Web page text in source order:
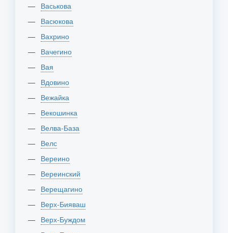
Васькова
Васюкова
Вахрино
Вачегино
Вая
Вдовино
Вежайка
Векошинка
Велва-База
Велс
Вереино
Вереинский
Верещагино
Верх-Бияваш
Верх-Буждом